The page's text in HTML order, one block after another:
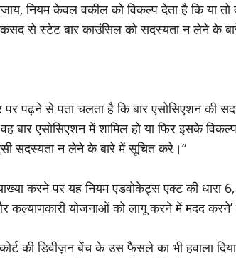
नियम केवल वकील को विकल्प देता है कि या तो
से स्टेट बार काउंसिल को सदस्यता न लेने के
पर पढ़ने से पता चलता है कि बार एसोसिएशन की
बार एसोसिएशन में शामिल हो या फिर इसके
सदस्यता न लेने के बारे में सूचित करे।”
करने पर यह नियम एडवोकेट्स एक्ट की
कल्याणकारी योजनाओं को लागू करने में मदद
की डिवीज़न बेंच के उस फैसले का भी हवाला